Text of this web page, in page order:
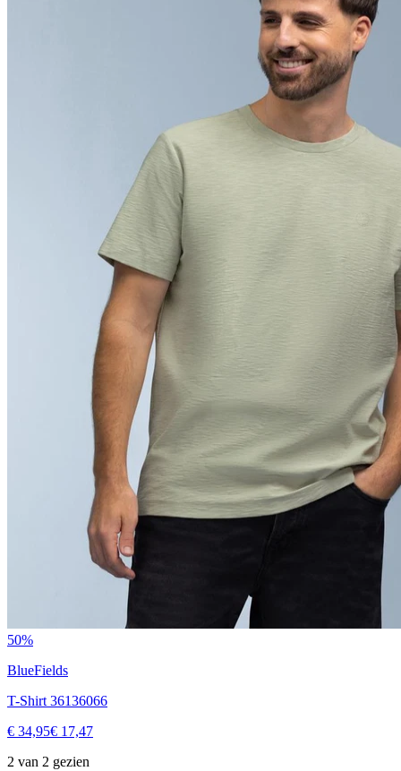
50%
BlueFields
T-Shirt 36136066
€ 34,95€ 17,47
2 van 2 gezien